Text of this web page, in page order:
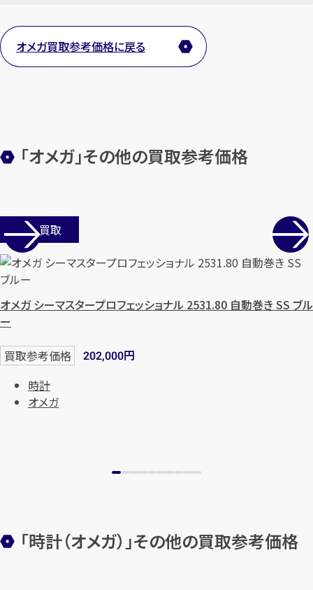
最短 分！
今すぐ査定金額をお伝えいた
します
オメガ買取参考価格に戻る
「オメガ」その他の買取参考価格
店舗買取
オメガ シーマスタープロフェッショナル 2531.80 自動巻き SS ブル
ー
買取参考価格 202,000円
時計
オメガ
「時計（オメガ）」その他の買取参考価格